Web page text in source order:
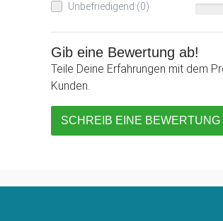
Unbefriedigend (0)
Gib eine Bewertung ab!
Teile Deine Erfahrungen mit dem
Kunden.
SCHREIB EINE BEWERTUNG